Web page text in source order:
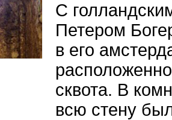
С
Петером
в его
сквота. В
всю стену